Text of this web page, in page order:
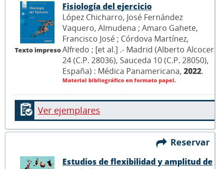
Texto impreso
Fisiología del ejercicio
López Chicharro, José Fernández
Vaquero, Almudena ; Amaro Gahete,
Francisco José ; Córdova Martínez,
Alfredo ; [et al.] .- Madrid (Alberto Alcocer
24 (C.P. 28036), Sauceda 10 (C.P. 28050),
España) : Médica Panamericana, 2022.
Material bibliográfico en formato papel.
Ver ejemplares
Reservar
Estudios de flexibilidad y amplitud de